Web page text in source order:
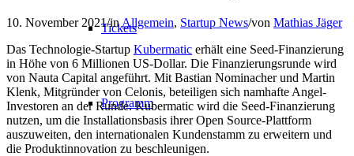
Tickets
Programm
10. November 2021/in Allgemein, Startup News/von Mathias Jäger
Das Technologie-Startup Kubermatic erhält eine Seed-Finanzierung
in Höhe von 6 Millionen US-Dollar. Die Finanzierungsrunde wird
von Nauta Capital angeführt. Mit Bastian Nominacher und Martin
Klenk, Mitgründer von Celonis, beteiligen sich namhafte Angel-
Investoren an der Runde. Kubermatic wird die Seed-Finanzierung
nutzen, um die Installationsbasis ihrer Open Source-Plattform
auszuweiten, den internationalen Kundenstamm zu erweitern und
die Produktinnovation zu beschleunigen.